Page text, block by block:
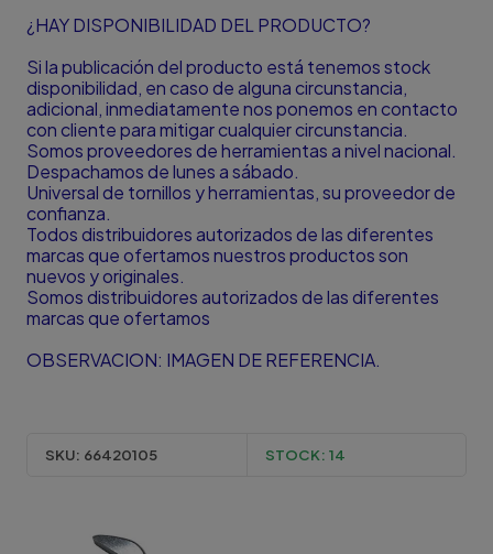
¿HAY DISPONIBILIDAD DEL PRODUCTO?
Si la publicación del producto está tenemos stock
disponibilidad, en caso de alguna circunstancia,
adicional, inmediatamente nos ponemos en contacto
con cliente para mitigar cualquier circunstancia.
Somos proveedores de herramientas a nivel nacional.
Despachamos de lunes a sábado.
Universal de tornillos y herramientas, su proveedor de
confianza.
Todos distribuidores autorizados de las diferentes
marcas que ofertamos nuestros productos son
nuevos y originales.
Somos distribuidores autorizados de las diferentes
marcas que ofertamos
OBSERVACION: IMAGEN DE REFERENCIA.
SKU: 66420105 STOCK: 14